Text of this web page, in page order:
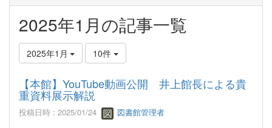
2025年1月の記事一覧
2025年1月 10件
【本館】YouTube動画公開 井上館長による貴
重資料展示解説
投稿日時 : 2025/01/24 図書館管理者